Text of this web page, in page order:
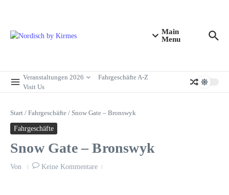
Main
Menu
Veranstaltungen 2026
Fahrgeschäfte A-Z
Visit Us
Start / Fahrgeschäfte / Snow Gate – Bronswyk
Fahrgeschäfte
Snow Gate – Bronswyk
Von Keine Kommentare